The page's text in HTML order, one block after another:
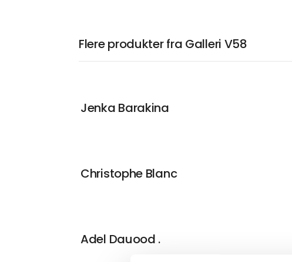
Flere produkter fra Galleri V58
Jenka Barakina
Christophe Blanc
Adel Dauood .